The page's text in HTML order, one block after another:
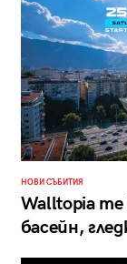
НОВИ СЪБИТИЯ
Walltopia те
басейн,